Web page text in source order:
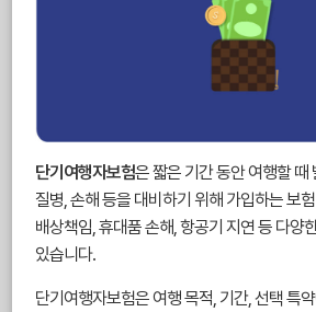
단기여행자보험은 짧은 기간 동안 여행할 때
질병, 손해 등을 대비하기 위해 가입하는 보
배상책임, 휴대품 손해, 항공기 지연 등 다양
있습니다.
단기여행자보험은 여행 목적, 기간, 선택 특